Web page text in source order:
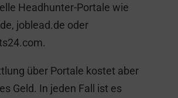
Headhunter-Portale wie
joblead.de oder
über Portale kostet aber
Geld. In jeden Fall ist es